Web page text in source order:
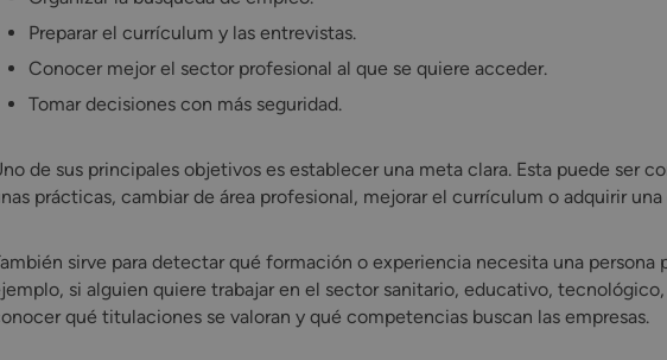
Preparar el currículum y las entrevistas.
Conocer mejor el sector profesional al que se quiere acceder.
Tomar decisiones con más seguridad.
de sus principales objetivos es establecer una meta clara. Esta puede ser
prácticas, cambiar de área profesional, mejorar el currículum o adquirir
sirve para detectar qué formación o experiencia necesita una persona
si alguien quiere trabajar en el sector sanitario, educativo,
qué titulaciones se valoran y qué competencias buscan las empresas.